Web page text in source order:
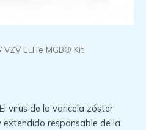
/ VZV ELITe MGB® Kit
virus de la varicela zóster
extendido responsable de la